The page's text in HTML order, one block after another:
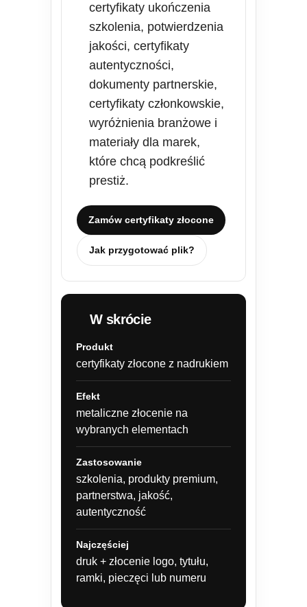
certyfikaty ukończenia
szkolenia, potwierdzenia
jakości, certyfikaty
autentyczności,
dokumenty partnerskie,
certyfikaty członkowskie,
wyróżnienia branżowe i
materiały dla marek,
które chcą podkreślić
prestiż.
Zamów certyfikaty złocone
Jak przygotować plik?
W skrócie
Produkt
certyfikaty złocone z nadrukiem
Efekt
metaliczne złocenie na
wybranych elementach
Zastosowanie
szkolenia, produkty premium,
partnerstwa, jakość,
autentyczność
Najczęściej
druk + złocenie logo, tytułu,
ramki, pieczęci lub numeru